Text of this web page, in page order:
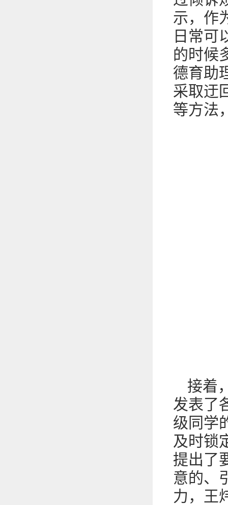
示，作
日常可
的时候
德育助
采取迂
等方法
接着
发表了
级同学
及时锁
提出了
意的、
力，王